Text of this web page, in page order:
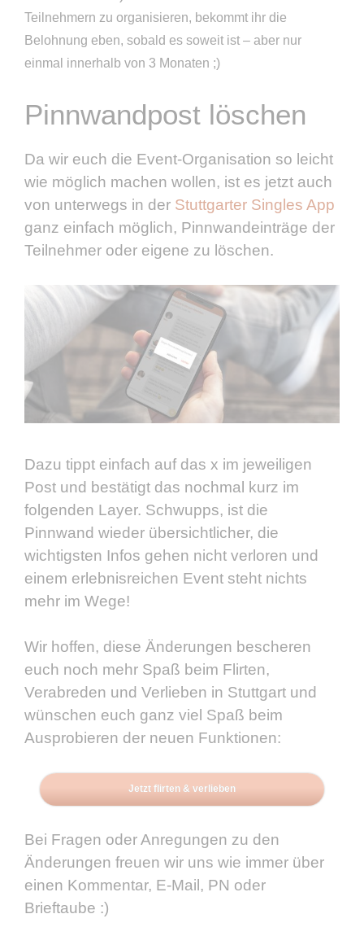
Teilnehmern zu organisieren, bekommt ihr die
Belohnung eben, sobald es soweit ist – aber nur
einmal innerhalb von 3 Monaten ;)
Pinnwandpost löschen
Da wir euch die Event-Organisation so leicht
wie möglich machen wollen, ist es jetzt auch
von unterwegs in der Stuttgarter Singles App
ganz einfach möglich, Pinnwandeinträge der
Teilnehmer oder eigene zu löschen.
Dazu tippt einfach auf das x im jeweiligen
Post und bestätigt das nochmal kurz im
folgenden Layer. Schwupps, ist die
Pinnwand wieder übersichtlicher, die
wichtigsten Infos gehen nicht verloren und
einem erlebnisreichen Event steht nichts
mehr im Wege!
Wir hoffen, diese Änderungen bescheren
euch noch mehr Spaß beim Flirten,
Verabreden und Verlieben in Stuttgart und
wünschen euch ganz viel Spaß beim
Ausprobieren der neuen Funktionen:
Jetzt flirten & verlieben
Bei Fragen oder Anregungen zu den
Änderungen freuen wir uns wie immer über
einen Kommentar, E-Mail, PN oder
Brieftaube :)